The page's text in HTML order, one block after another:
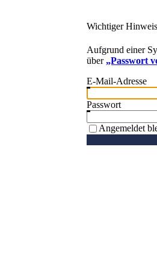
Wichtiger
Aufgrund einer
über „Passwort
E-Mail-Adresse
Passwort
Angemeldet